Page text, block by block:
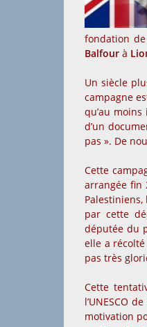
fondation
Balfour à
Un siècle
campagne
qu’au
d’un
pas ». De
Cette
arrangée fin
par cette
députée du
elle a
pas très
Cette
l’UNESCO
motivation